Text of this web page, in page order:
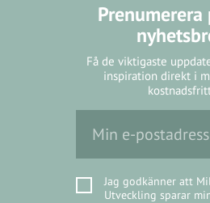
Prenumerera
Få de viktigaste
inspiration direkt i
Jag godkänner att
Utveckling sparar